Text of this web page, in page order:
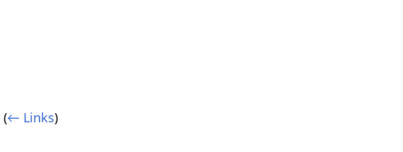
(← Links)